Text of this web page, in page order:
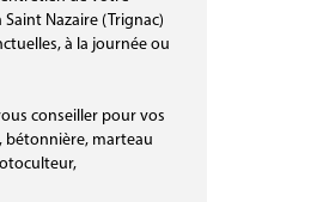
Nazaire (Trignac)
à la journée ou
conseiller pour vos
bétonnière, marteau